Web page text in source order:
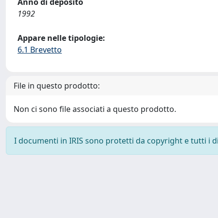
1992
Appare nelle tipologie:
6.1 Brevetto
File in questo prodotto:
Non ci sono file associati a questo prodotto.
I documenti in IRIS sono protetti da copyright e tutti i